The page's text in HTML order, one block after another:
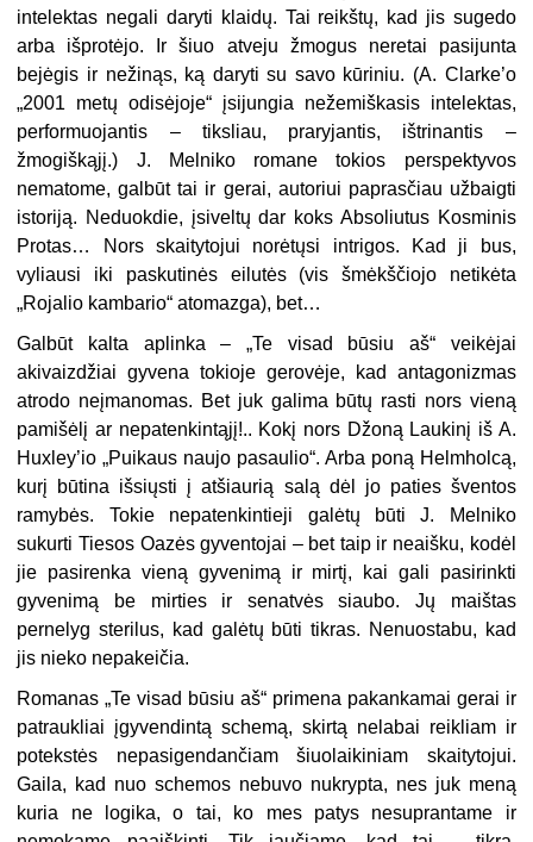
intelektas negali daryti klaidų. Tai reikštų, kad jis sugedo
arba išprotėjo. Ir šiuo atveju žmogus neretai pasijunta
bejėgis ir nežinąs, ką daryti su savo kūriniu. (A. Clarke’o
„2001 metų odisėjoje“ įsijungia nežemiškasis intelektas,
performuojantis – tiksliau, praryjantis, ištrinantis –
žmogiškąjį.) J. Melniko romane tokios perspektyvos
nematome, galbūt tai ir gerai, autoriui paprasčiau užbaigti
istoriją. Neduokdie, įsiveltų dar koks Absoliutus Kosminis
Protas… Nors skaitytojui norėtųsi intrigos. Kad ji bus,
vyliausi iki paskutinės eilutės (vis šmėkščiojo netikėta
„Rojalio kambario“ atomazga), bet…
Galbūt kalta aplinka – „Te visad būsiu aš“ veikėjai
akivaizdžiai gyvena tokioje gerovėje, kad antagonizmas
atrodo neįmanomas. Bet juk galima būtų rasti nors vieną
pamišėlį ar nepatenkintąjį!.. Kokį nors Džoną Laukinį iš A.
Huxley’io „Puikaus naujo pasaulio“. Arba poną Helmholcą,
kurį būtina išsiųsti į atšiaurią salą dėl jo paties šventos
ramybės. Tokie nepatenkintieji galėtų būti J. Melniko
sukurti Tiesos Oazės gyventojai – bet taip ir neaišku, kodėl
jie pasirenka vieną gyvenimą ir mirtį, kai gali pasirinkti
gyvenimą be mirties ir senatvės siaubo. Jų maištas
pernelyg sterilus, kad galėtų būti tikras. Nenuostabu, kad
jis nieko nepakeičia.
Romanas „Te visad būsiu aš“ primena pakankamai gerai ir
patraukliai įgyvendintą schemą, skirtą nelabai reikliam ir
potekstės nepasigendančiam šiuolaikiniam skaitytojui.
Gaila, kad nuo schemos nebuvo nukrypta, nes juk meną
kuria ne logika, o tai, ko mes patys nesuprantame ir